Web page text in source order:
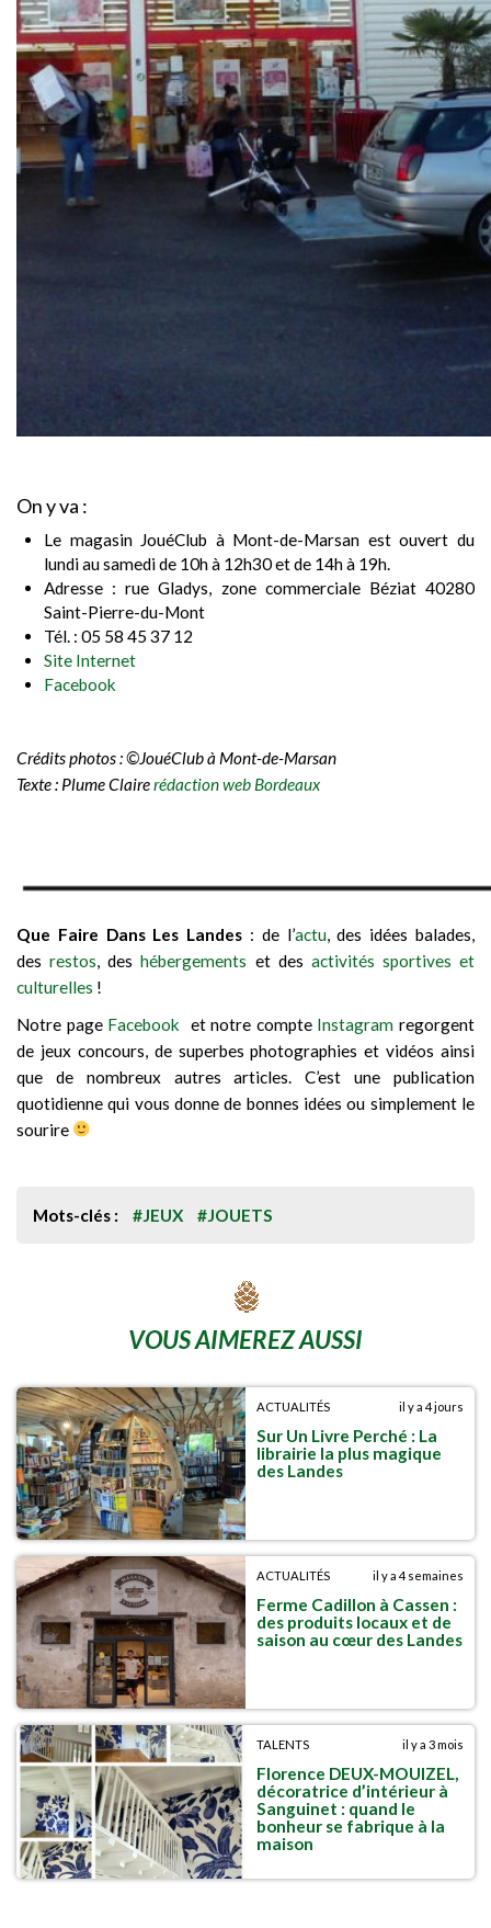
On y va :
Le magasin JouéClub à Mont-de-Marsan est ouvert du
lundi au samedi de 10h à 12h30 et de 14h à 19h.
Adresse : rue Gladys, zone commerciale Béziat 40280
Saint-Pierre-du-Mont
Tél. : 05 58 45 37 12
Site Internet
Facebook
Crédits photos : ©JouéClub à Mont-de-Marsan
Texte : Plume Clairerédaction web Bordeaux
Que Faire Dans Les Landes : de l’actu, des idées balades,
desrestos, deshébergements et des activités sportives et
culturelles !
Notre page Facebook et notre compte Instagram regorgent
de jeux concours, de superbes photographies et vidéos ainsi
que de nombreux autres articles. C’est une publication
quotidienne qui vous donne de bonnes idées ou simplement le
sourire
Mots-clés : #JEUX #JOUETS
VOUS AIMEREZ AUSSI
ACTUALITÉS il y a 4 jours
Sur Un Livre Perché : La
librairie la plus magique
des Landes
ACTUALITÉS il y a 4 semaines
Ferme Cadillon à Cassen :
des produits locaux et de
saison au cœur des Landes
TALENTS il y a 3 mois
Florence DEUX-MOUIZEL,
décoratrice d’intérieur à
Sanguinet : quand le
bonheur se fabrique à la
maison